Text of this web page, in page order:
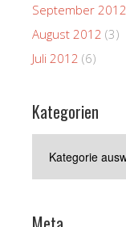
September 2012
August 2012 (3)
Juli 2012 (6)
Kategorien